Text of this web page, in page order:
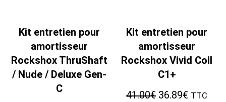
Kit entretien pour
amortisseur
Rockshox ThruShaft
/ Nude / Deluxe Gen-
C
Kit entretien pour
amortisseur
Rockshox Vivid Coil
C1+
41.00€ Le
36.89€ Le
TTC